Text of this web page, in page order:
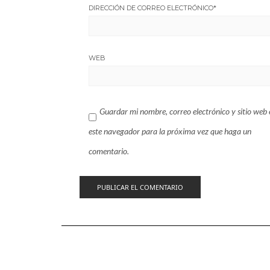
DIRECCIÓN DE CORREO ELECTRÓNICO*
WEB
Guardar mi nombre, correo electrónico y sitio web
este navegador para la próxima vez que haga un
comentario.